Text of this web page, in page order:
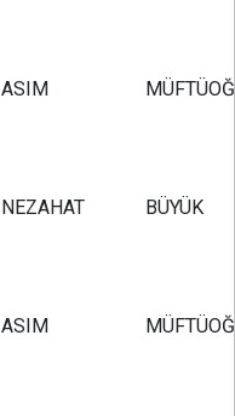
ASIM
NEZAHAT BÜYÜK
ASIM